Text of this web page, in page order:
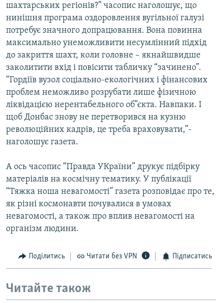
шахтарських регіонів?” часопис наголошує, що
нинішня програма оздоровлення вугільної галузі
потребує значного допрацювання. Вона повинна
максимально унеможливити несумлінний підхід
до закриття шахт, коли головне – якнайшвидше
заколитити вхід і повісити табличку “зачинено”.
“Гордіїв вузол соціально-екологічних і фінансових
проблем неможливо розрубати лише фізичною
ліквідацією нерентабельного об”єкта. Навпаки. І
щоб Донбас знову не перетворився на кузню
революційних кадрів, це треба враховувати,”-
наголошує газета.
А ось часопис “Правда УКраїни” друкує підбірку
матеріалів на космічну тематику. У публікації
“Тяжка ноша невагомості” газета розповідає про те,
як різні космонавти почувалися в умовах
невагомості, а також про вплив невагомості на
організм людини.
Поділитись Читати без VPN Підписатись
Читайте також